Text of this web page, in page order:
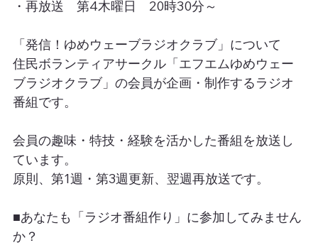
・再放送　第4木曜日　20時30分～
「発信！ゆめウェーブラジオクラブ」について
住民ボランティアサークル「エフエムゆめウェー
ブラジオクラブ」の会員が企画・制作するラジオ
番組です。
会員の趣味・特技・経験を活かした番組を放送し
ています。
原則、第1週・第3週更新、翌週再放送です。
■あなたも「ラジオ番組作り」に参加してみません
か？